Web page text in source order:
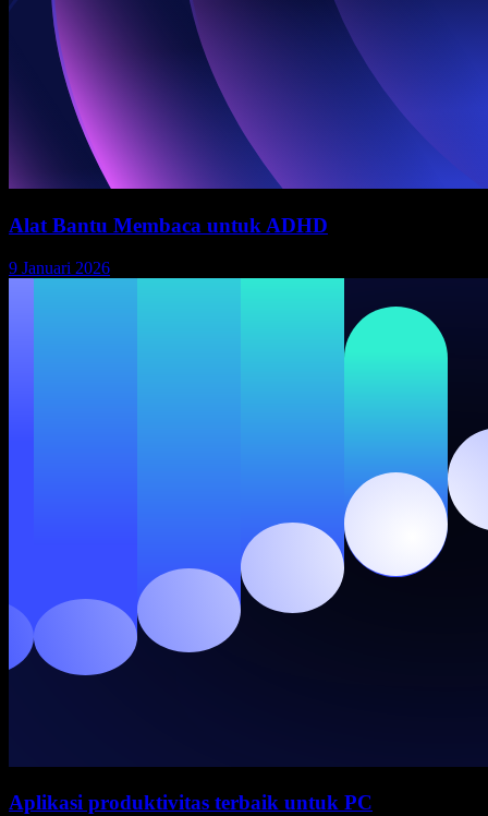
Alat Bantu Membaca untuk ADHD
9 Januari 2026
Aplikasi produktivitas terbaik untuk PC